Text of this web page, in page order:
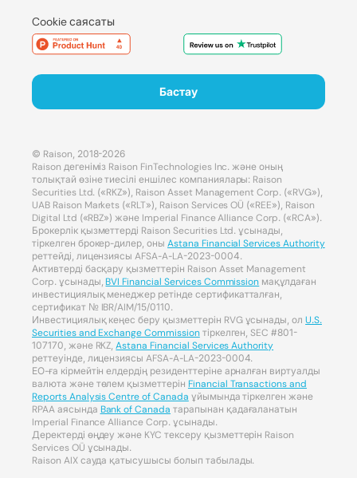
Cookie саясаты
Бастау
© Raison, 2018-2026
Raison дегеніміз Raison FinTechnologies Inc. және оның
толықтай өзіне тиесілі еншілес компаниялары: Raison
Securities Ltd. («RKZ»), Raison Asset Management Corp. («RVG»),
UAB Raison Markets («RLT»), Raison Services OÜ («REE»), Raison
Digital Ltd («RBZ») және Imperial Finance Alliance Corp. («RCA»).
Брокерлік қызметтерді Raison Securities Ltd. ұсынады,
тіркелген брокер-дилер, оны Astana Financial Services Authority
реттейді, лицензиясы AFSA-A-LA-2023-0004.
Активтерді басқару қызметтерін Raison Asset Management
Corp. ұсынады,BVI Financial Services Commission мақұлдаған
инвестициялық менеджер ретінде сертификатталған,
сертификат № IBR/AIM/15/0110.
Инвестициялық кеңес беру қызметтерін RVG ұсынады, олU.S.
Securities and Exchange Commissionтіркелген, SEC #801-
107170, және RKZ,Astana Financial Services Authority
реттеуінде, лицензиясы AFSA-A-LA-2023-0004.
ЕО-ға кірмейтін елдердің резиденттеріне арналған виртуалды
валюта және төлем қызметтерін Financial Transactions and
Reports Analysis Centre of Canada ұйымында тіркелген және
RPAA аясында Bank of Canada тарапынан қадағаланатын
Imperial Finance Alliance Corp. ұсынады.
Деректерді өңдеу және KYC тексеру қызметтерін Raison
Services OÜ ұсынады.
Raison AIX сауда қатысушысы болып табылады.